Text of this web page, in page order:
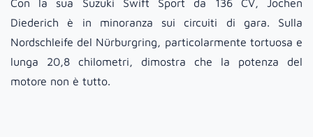
Con la sua Suzuki Swift Sport da 136 CV, Jochen
Diederich è in minoranza sui circuiti di gara. Sulla
Nordschleife del Nürburgring, particolarmente tortuosa e
lunga 20,8 chilometri, dimostra che la potenza del
motore non è tutto.